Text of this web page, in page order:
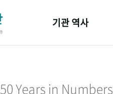
기관 역사
50 Years in Numbers